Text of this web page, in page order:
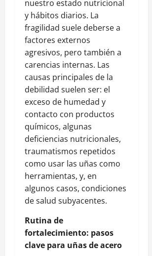
nuestro estado nutricional
y hábitos diarios. La
fragilidad suele deberse a
factores externos
agresivos, pero también a
carencias internas. Las
causas principales de la
debilidad suelen ser: el
exceso de humedad y
contacto con productos
químicos, algunas
deficiencias nutricionales,
traumatismos repetidos
como usar las uñas como
herramientas, y, en
algunos casos, condiciones
de salud subyacentes.
Rutina de
fortalecimiento: pasos
clave para uñas de acero